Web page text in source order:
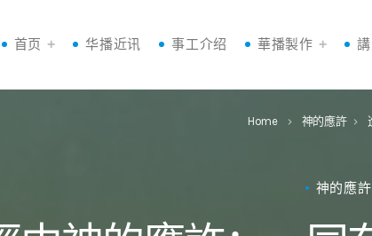
首页 华播近讯 事工介绍 華播製作
Home keyboard_arrow_right 神的應許 keyboard_arrow_right
神的應許